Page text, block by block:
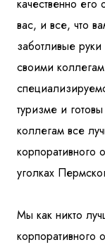
качественно
вас, и все, что
заботливые
своими
туризме и
коллегам все
уголках
Мы как никто
корпоративного